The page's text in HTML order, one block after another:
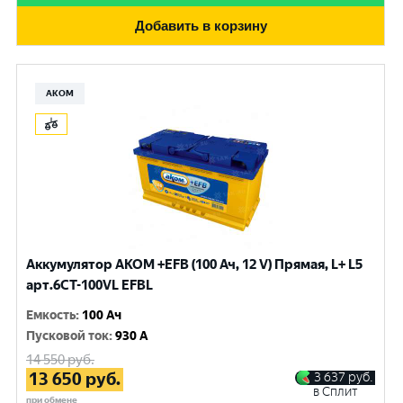
Добавить в корзину
АКОМ
Аккумулятор AKOM +EFB (100 Ач, 12 V) Прямая, L+ L5
арт.6СТ-100VL EFBL
Емкость: 100 Ач
Пусковой ток:930 A
14 550руб.
13 650 руб.
при обмене
3 637 руб.
в Сплит